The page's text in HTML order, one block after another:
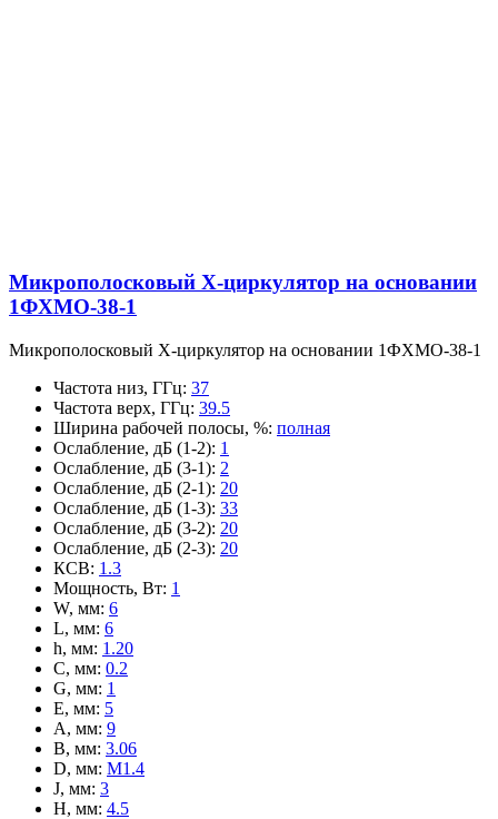
Микрополосковый X-циркулятор на основании
1ФХМО-38-1
Микрополосковый X-циркулятор на основании 1ФХМО-38-1
Частота низ, ГГц: 37
Частота верх, ГГц: 39.5
Ширина рабочей полосы, %: полная
Ослабление, дБ (1-2): 1
Ослабление, дБ (3-1): 2
Ослабление, дБ (2-1): 20
Ослабление, дБ (1-3): 33
Ослабление, дБ (3-2): 20
Ослабление, дБ (2-3): 20
КСВ: 1.3
Мощность, Вт: 1
W, мм: 6
L, мм: 6
h, мм: 1.20
C, мм: 0.2
G, мм: 1
E, мм: 5
A, мм: 9
B, мм: 3.06
D, мм: M1.4
J, мм: 3
H, мм: 4.5